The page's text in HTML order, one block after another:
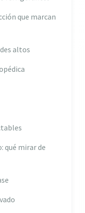
que marcan
altos
qué mirar de